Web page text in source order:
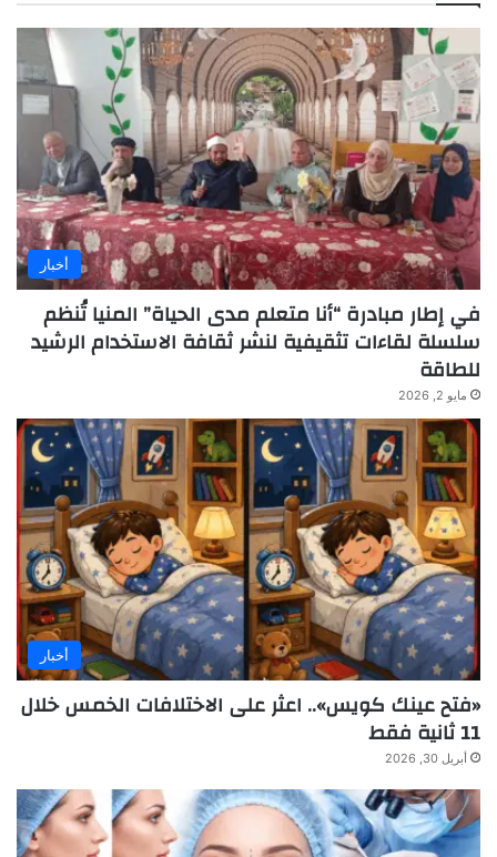
أخبار
في إطار مبادرة “أنا متعلم مدى الحياة” المنيا تُنظم
سلسلة لقاءات تثقيفية لنشر ثقافة الاستخدام الرشيد
للطاقة
مايو 2, 2026
أخبار
«فتح عينك كويس».. اعثر على الاختلافات الخمس خلال
11 ثانية فقط
أبريل 30, 2026